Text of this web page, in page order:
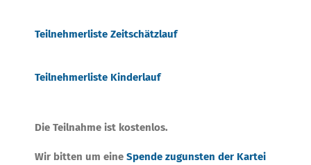
Teilnehmerliste Zeitschätzlauf
Teilnehmerliste Kinderlauf
Die Teilnahme ist kostenlos.
Wir bitten um eine Spende zugunsten der Kartei